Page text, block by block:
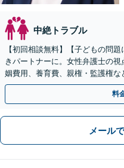
中絶トラブル
【初回相談無料】【子どもの問
きパートナーに。女性弁護士の
姻費用、養育費、親権・監護権
を！【子連れ相談可】【博多駅6
料
メール